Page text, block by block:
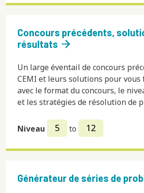
Concours précédents,
résultats arrow_forward
Un large éventail de concours
CEMI et leurs solutions pour
avec le format du concours, le
et les stratégies de résolution de
Niveau 5 to 12
Générateur de séries de